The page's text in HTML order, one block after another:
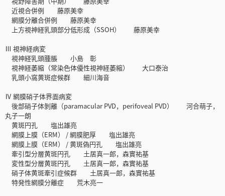
近視合併例 藤原美幸
網膜分離合併例 藤原美幸
上方視神経乳頭部分低形成（SSOH） 藤原美幸
Ⅲ 視神経病変
視神経乳頭腫脹 小島 彰
視神経萎縮（常染色体優性視神経萎縮） 大口泰治
乳頭小窩黄斑症候群 細川海音
Ⅳ 網膜硝子体界面病変
後部硝子体剝離（paramacular PVD，perifoveal PVD） 河合萌子，
丸子一朗
黄斑円孔 塩出雄亮
網膜上膜（ERM） / 網膜肥厚 塩出雄亮
網膜上膜（ERM） / 黄斑偽円孔 塩出雄亮
牽引型分層黄斑円孔 土居真一郎，森實祐基
変性型分層黄斑円孔 土居真一郎，森實祐基
硝子体黄斑牽引症候群 土居真一郎，森實祐基
特発性網膜分離症 荒木亮一